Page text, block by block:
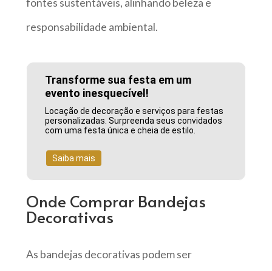
fontes sustentáveis, alinhando beleza e
responsabilidade ambiental.
Transforme sua festa em um
evento inesquecível!
Locação de decoração e serviços para festas
personalizadas. Surpreenda seus convidados
com uma festa única e cheia de estilo.
Saiba mais
Onde Comprar Bandejas
Decorativas
As bandejas decorativas podem ser